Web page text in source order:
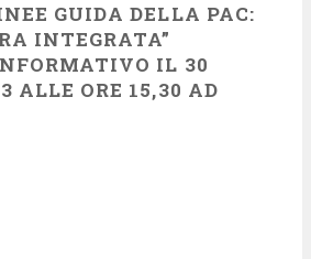
GUIDA DELLA PAC:
INTEGRATA”
IL 30
ALLE ORE 15,30 AD